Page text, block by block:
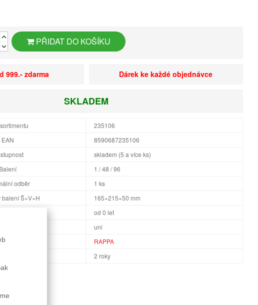
PŘIDAT DO KOŠÍKU
999.- zdarma Dárek ke každé objednávce
SKLADEM
235106
EAN
8590687235106
skladem (5 a více ks)
Balení
1 / 48 / 96
odběr
1 ks
balení Š×V×H
165×215×50 mm
od 0 let
uni
RAPPA
2 roky